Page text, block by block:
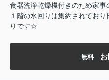
食器洗浄乾燥機付きのため家事
１階の水回りは集約されてお
りです☆
無料